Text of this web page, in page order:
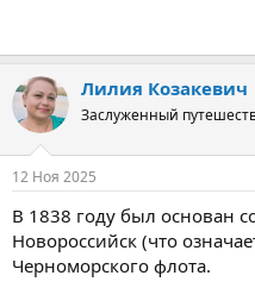
Лилия Козакевич
Заслуженный
12 Ноя 2025
В 1838 году был основан
Новороссийск (что
Черноморского флота.